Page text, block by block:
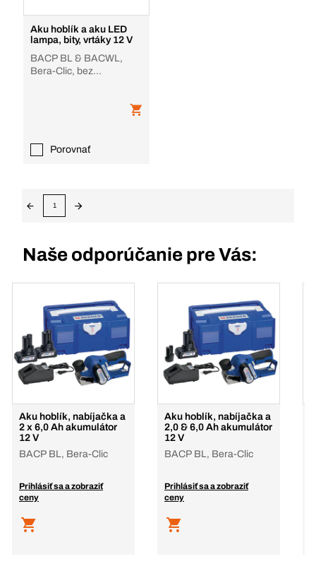
Aku hoblík a aku LED
lampa, bity, vrtáky 12 V
BACP BL & BACWL,
Bera-Clic, bez
Porovnať
1
Naše odporúčanie pre Vás:
Aku hoblík, nabíjačka a
2 x 6,0 Ah akumulátor
12 V
BACP BL, Bera-Clic
Prihlásiť sa a zobraziť
ceny
Aku hoblík, nabíjačka a
2,0 & 6,0 Ah akumulátor
12 V
BACP BL, Bera-Clic
Prihlásiť sa a zobraziť
ceny